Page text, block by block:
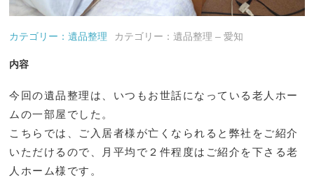
カテゴリー：遺品整理 カテゴリー：遺品整理 – 愛知
内容
今回の遺品整理は、いつもお世話になっている老人ホー
ムの一部屋でした。
こちらでは、ご入居者様が亡くなられると弊社をご紹介
いただけるので、月平均で２件程度はご紹介を下さる老
人ホーム様です。